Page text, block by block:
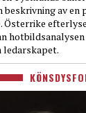
av en
Österrike
ledarskapet.